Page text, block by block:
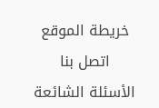
خريطة الموقع
اتصل بنا
الأسئلة الشائعة